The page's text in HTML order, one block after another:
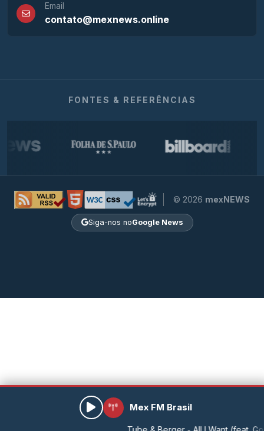
Email
contato@mexnews.online
FONTES & REFERÊNCIAS
© 2026 mexNEWS
Siga-nos noGoogle News
Mex FM Brasil